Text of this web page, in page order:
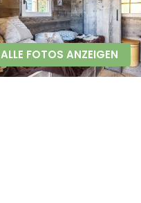
ALLE FOTOS ANZEIGEN